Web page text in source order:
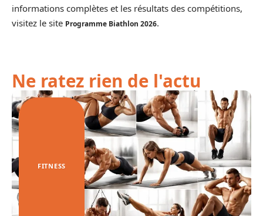
informations complètes et les résultats des compétitions,
visitez le site Programme Biathlon 2026.
Ne ratez rien de l'actu
FITNESS